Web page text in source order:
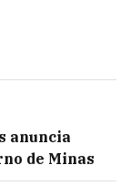
anuncia
de Minas